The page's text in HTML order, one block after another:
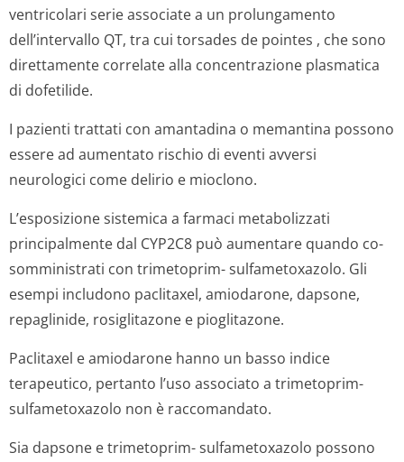
ventricolari serie associate a un prolungamento
dell’intervallo QT, tra cui torsades de pointes , che sono
direttamente correlate alla concentrazione plasmatica
di dofetilide.
I pazienti trattati con amantadina o memantina possono
essere ad aumentato rischio di eventi avversi
neurologici come delirio e mioclono.
L’esposizione sistemica a farmaci metabolizzati
principalmente dal CYP2C8 può aumentare quando co-
somministrati con trimetoprim- sulfametoxazolo. Gli
esempi includono paclitaxel, amiodarone, dapsone,
repaglinide, rosiglitazone e pioglitazone.
Paclitaxel e amiodarone hanno un basso indice
terapeutico, pertanto l’uso associato a trimetoprim-
sulfametoxazolo non è raccomandato.
Sia dapsone e trimetoprim- sulfametoxazolo possono